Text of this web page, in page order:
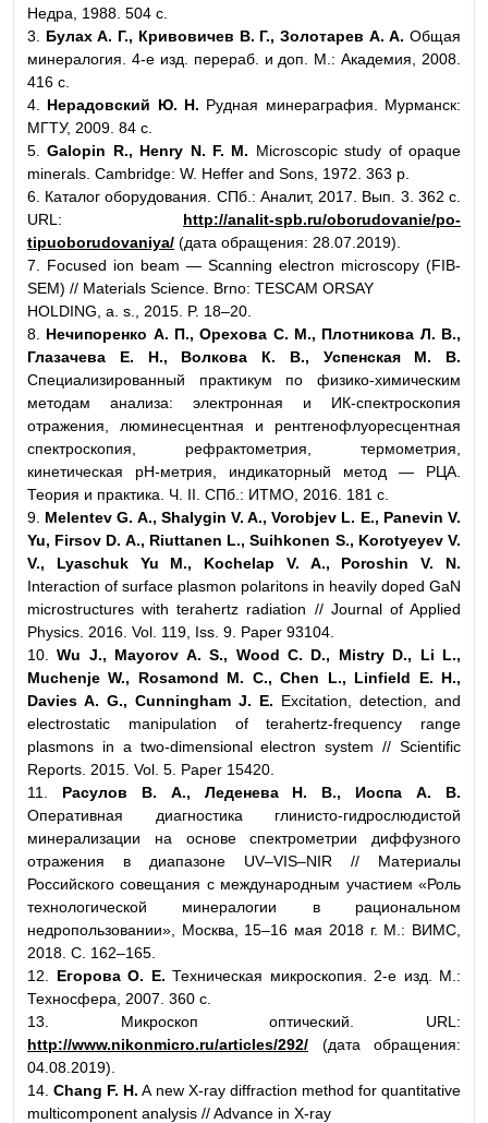
Недра, 1988. 504 с.
3. Булах А. Г., Кривовичев В. Г., Золотарев А. А. Общая
минералогия. 4-е изд. перераб. и доп. М.: Академия, 2008.
416 с.
4. Нерадовский Ю. Н. Рудная минераграфия. Мурманск:
МГТУ, 2009. 84 с.
5.Galopin R., Henry N. F. M. Microscopic study of opaque
minerals. Cambridge: W. Heffer and Sons, 1972. 363 p.
6. Каталог оборудования. СПб.: Аналит, 2017. Вып. 3. 362 с.
URL: http://analit-spb.ru/oborudovanie/po-
tipuoborudovaniya/ (дата обращения: 28.07.2019).
7. Focused ion beam — Scanning electron microscopy (FIB-
SEM) // Materials Science. Brno: TESCAM ORSAY
HOLDING, a. s., 2015. P. 18–20.
8. Нечипоренко А. П., Орехова С. М., Плотникова Л. В.,
Глазачева Е. Н., Волкова К. В., Успенская М. В.
Специализированный практикум по физико-химическим
методам анализа: электронная и ИК-спектроскопия
отражения, люминесцентная и рентгенофлуоресцентная
спектроскопия, рефрактометрия, термометрия,
кинетическая рН-метрия, индикаторный метод — РЦА.
Теория и практика. Ч. II. СПб.: ИТМО, 2016. 181 с.
9. Melentev G. A., Shalygin V. A., Vorobjev L. E., Panevin V.
Yu, Firsov D. A., Riuttanen L., Suihkonen S., Korotyeyev V.
V., Lyaschuk Yu M., Kochelap V. A., Poroshin V. N.
Interaction of surface plasmon polaritons in heavily doped GaN
microstructures with terahertz radiation // Journal of Applied
Physics. 2016. Vol. 119, Iss. 9. Paper 93104.
10.Wu J., Mayorov A. S., Wood C. D., Mistry D., Li L.,
Muchenje W., Rosamond M. C., Chen L., Linfield E. H.,
Davies A. G., Cunningham J. E. Excitation, detection, and
electrostatic manipulation of terahertz-frequency range
plasmons in a two-dimensional electron system // Scientific
Reports. 2015. Vol. 5. Paper 15420.
11. Расулов В. А., Леденева Н. В., Иоспа А. В.
Оперативная диагностика глинисто-гидрослюдистой
минерализации на основе спектрометрии диффузного
отражения в диапазоне UV–VIS–NIR // Материалы
Российского совещания с международным участием «Роль
технологической минералогии в рациональном
недропользовании», Москва, 15–16 мая 2018 г. М.: ВИМС,
2018. С. 162–165.
12. Егорова О. Е. Техническая микроскопия. 2-е изд. М.:
Техносфера, 2007. 360 с.
13. Микроскоп оптический. URL:
http://www.nikonmicro.ru/articles/292/ (дата обращения:
04.08.2019).
14.Chang F. H. A new X-ray diffraction method for quantitative
multicomponent analysis // Advance in X-ray